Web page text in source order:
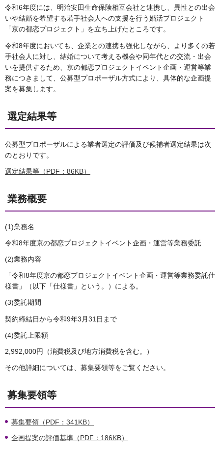
令和6年度には、明治安田生命保険相互会社と連携し、異性との出会
いや結婚を希望する若手社会人への支援を行う婚活プロジェクト
「京の都恋プロジェクト」を立ち上げたところです。
令和8年度においても、企業との連携も強化しながら、より多くの若
手社会人に対し、結婚について考える機会や同年代との交流・出会
いを提供するため、京の都恋プロジェクトイベント企画・運営等業
務につきまして、公募型プロポーザル方式により、具体的な企画提
案を募集します。
選定結果等
公募型プロポーザルによる業者選定の評価及び候補者選定結果は次
のとおりです。
選定結果等（PDF：86KB）
業務概要
(1)業務名
令和8年度京の都恋プロジェクトイベント企画・運営等業務委託
(2)業務内容
「令和8年度京の都恋プロジェクトイベント企画・運営等業務委託仕
様書」（以下「仕様書」という。）による。
(3)委託期間
契約締結日から令和9年3月31日まで
(4)委託上限額
2,992,000円（消費税及び地方消費税を含む。）
その他詳細については、募集要領等をご覧ください。
募集要領等
募集要領（PDF：341KB）
企画提案の評価基準（PDF：186KB）